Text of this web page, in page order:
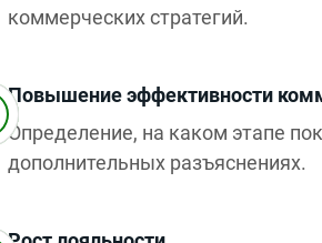
коммерческих стратегий.
Повышение эффективности
Определение, на каком этапе
дополнительных разъяснениях.